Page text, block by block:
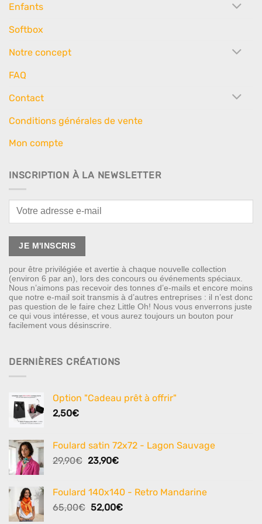
Enfants
Softbox
Notre concept
FAQ
Contact
Conditions générales de vente
Mon compte
INSCRIPTION À LA NEWSLETTER
pour être privilégiée et avertie à chaque nouvelle collection
(environ 6 par an), lors des concours ou événements spéciaux.
Nous n’aimons pas recevoir des tonnes d’e-mails et encore moins
que notre e-mail soit transmis à d’autres entreprises : il n’est donc
pas question de le faire chez Little Oh! Nous vous enverrons juste
ce qui vous intéresse, et vous aurez toujours un bouton pour
facilement vous désinscrire.
DERNIÈRES CRÉATIONS
Option "Cadeau prêt à offrir"
2,50€
Foulard satin 72x72 - Lagon Sauvage
29,90€ Le
était :
29,90€.
23,90€Le
est :
23,90€.
Foulard 140x140 - Retro Mandarine
65,00€ Le
52,00€Le